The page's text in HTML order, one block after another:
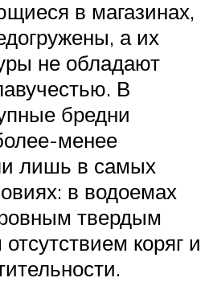
в магазинах,
а их
не обладают
В
бредни
менее
лишь в самых
в водоемах
твердым
коряг и